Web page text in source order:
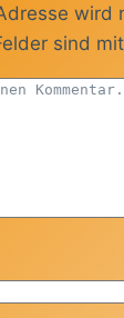
wird
sind mit